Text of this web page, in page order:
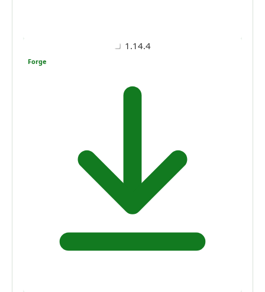
1.14.4
Forge